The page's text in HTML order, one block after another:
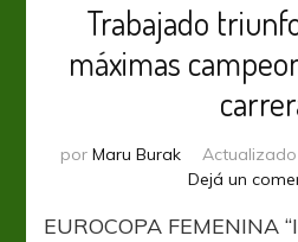
Trabajado
máximas
por Maru Burak
Dejá un
EUROCOPA FEMENINA